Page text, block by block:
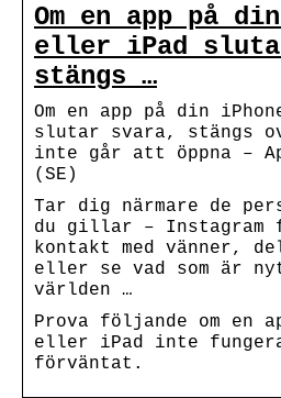
Om en app på
eller iPad
stängs …
Om en app på din
slutar svara, stängs
inte går att öppna –
(SE)
Tar dig närmare de
du gillar – Instagram
kontakt med vänner,
eller se vad som är
världen …
Prova följande om en
eller iPad inte
förväntat.